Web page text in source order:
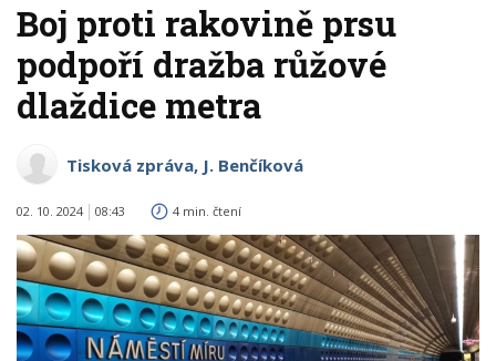
Boj proti rakovině prsu
podpoří dražba růžové
dlaždice metra
Tisková zpráva, J. Benčíková
02. 10. 2024 08:43 4 min. čtení